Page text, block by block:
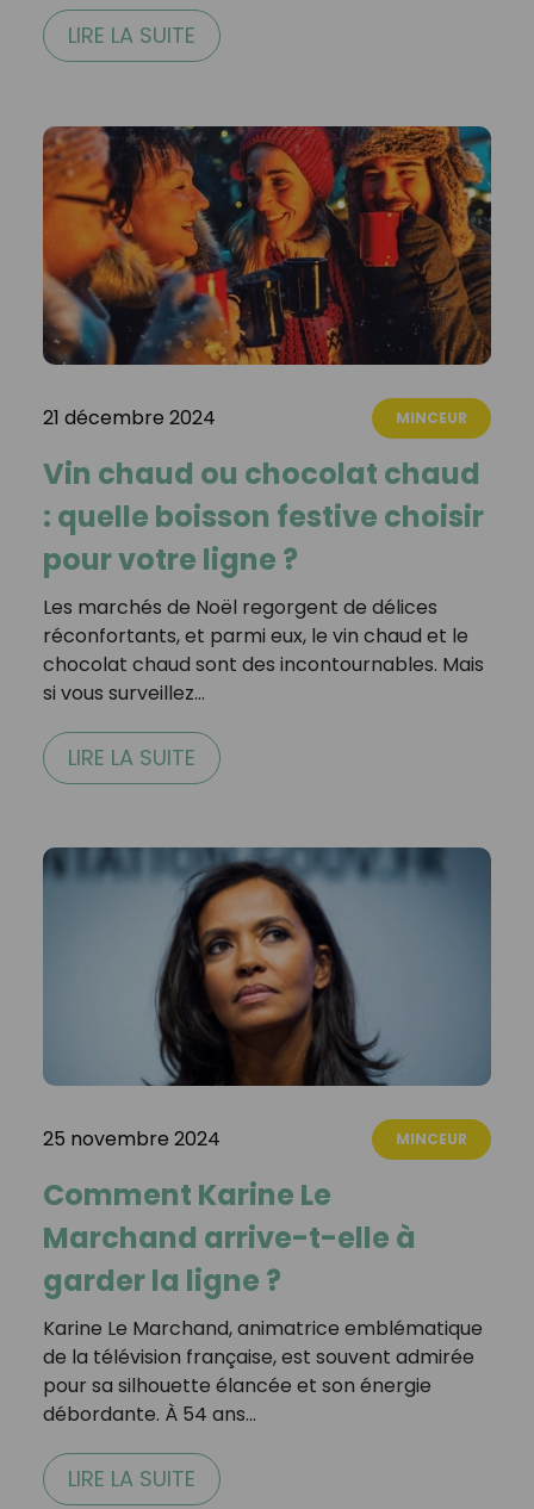
LIRE LA SUITE
21 décembre 2024 MINCEUR
Vin chaud ou chocolat chaud
: quelle boisson festive choisir
pour votre ligne ?
Les marchés de Noël regorgent de délices
réconfortants, et parmi eux, le vin chaud et le
chocolat chaud sont des incontournables. Mais
si vous surveillez…
LIRE LA SUITE
25 novembre 2024 MINCEUR
Comment Karine Le
Marchand arrive-t-elle à
garder la ligne ?
Karine Le Marchand, animatrice emblématique
de la télévision française, est souvent admirée
pour sa silhouette élancée et son énergie
débordante. À 54 ans…
LIRE LA SUITE